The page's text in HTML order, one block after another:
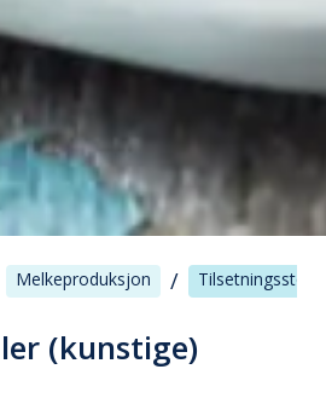
Melkeproduksjon /
(kunstige)